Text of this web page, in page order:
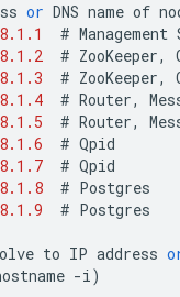
or DNS name of
# Management
# ZooKeeper,
# ZooKeeper,
# Router,
# Router,
# Qpid
# Qpid
# Postgres
# Postgres
to IP address
-i)